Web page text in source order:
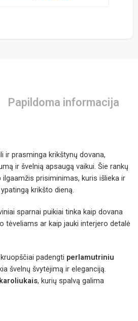
Papildoma informacija
ir prasminga krikštynų dovana,
ir švelnią apsaugą vaikui. Šie rankų
prisiminimas, kuris išlieka ir
krikšto dieną.
sparnai puikiai tinka kaip dovana
tėveliams ar kaip jauki interjero detalė
padengti perlamutriniu
švelnų švytėjimą ir eleganciją.
, kurių spalvą galima